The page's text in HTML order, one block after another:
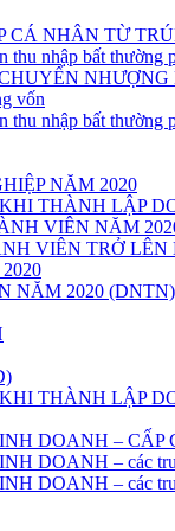
CÁ NHÂN TỪ
thu nhập bất thường
vốn
thu nhập bất thường
NĂM 2020
THÀNH LẬP
VIÊN NĂM
VIÊN TRỞ LÊN
NĂM 2020 (DNTN)
THÀNH LẬP
DOANH –
– các
DOANH – các